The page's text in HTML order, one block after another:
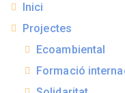
Inici
Projectes
Ecoambiental
Formació